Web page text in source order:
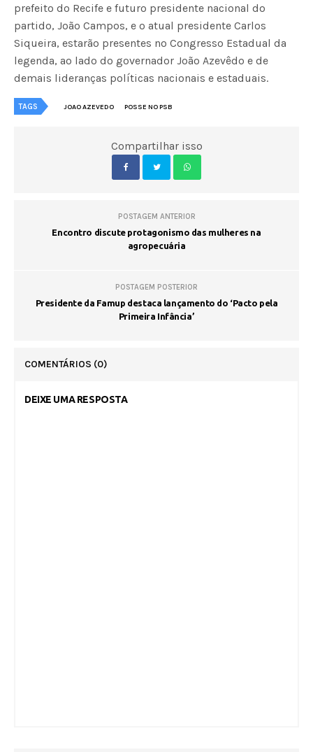
prefeito do Recife e futuro presidente nacional do
partido, João Campos, e o atual presidente Carlos
Siqueira, estarão presentes no Congresso Estadual da
legenda, ao lado do governador João Azevêdo e de
demais lideranças políticas nacionais e estaduais.
TAGS JOAO AZEVEDO POSSE NO PSB
Compartilhar isso
POSTAGEM ANTERIOR
Encontro discute protagonismo das mulheres na
agropecuária
POSTAGEM POSTERIOR
Presidente da Famup destaca lançamento do ‘Pacto pela
Primeira Infância’
COMENTÁRIOS (0)
DEIXE UMA RESPOSTA